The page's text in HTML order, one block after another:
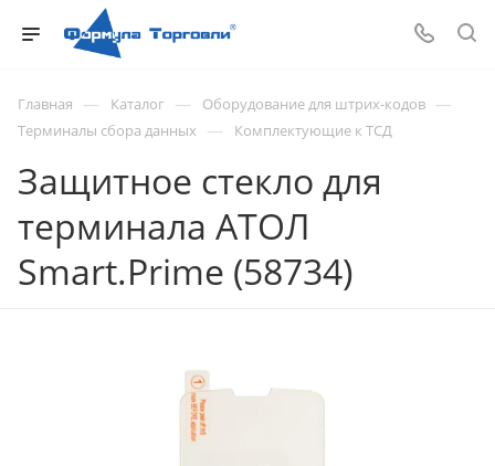
Главная — Каталог — Оборудование для штрих-кодов —
Терминалы сбора данных — Комплектующие к ТСД
Защитное стекло для
терминала АТОЛ
Smart.Prime (58734)